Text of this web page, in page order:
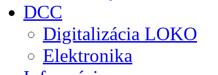
DCC
Digitalizácia LOKO
Elektronika